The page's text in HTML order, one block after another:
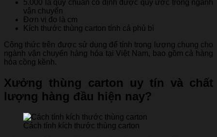
5.000 là quy chuẩn cố định được quy ước trong ngành
vận chuyển
Đơn vị đo là cm
Kích thước thùng carton tính cả phủ bì
Công thức trên được sử dụng để tính trọng lượng chung cho
ngành vận chuyển hàng hóa tại Việt Nam, bao gồm cả hàng
hóa cồng kềnh.
Xưởng thùng carton uy tín và chất
lượng hàng đầu hiện nay?
Cách tính kích thước thùng carton